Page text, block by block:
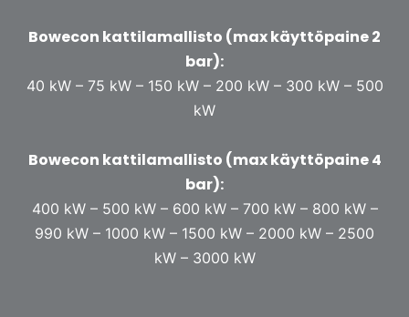
Bowecon kattilamallisto (max käyttöpaine 2
bar):
40 kW – 75 kW – 150 kW – 200 kW – 300 kW – 500
kW
Bowecon kattilamallisto (max käyttöpaine 4
bar):
400 kW – 500 kW – 600 kW – 700 kW – 800 kW –
990 kW – 1000 kW – 1500 kW – 2000 kW – 2500
kW – 3000 kW